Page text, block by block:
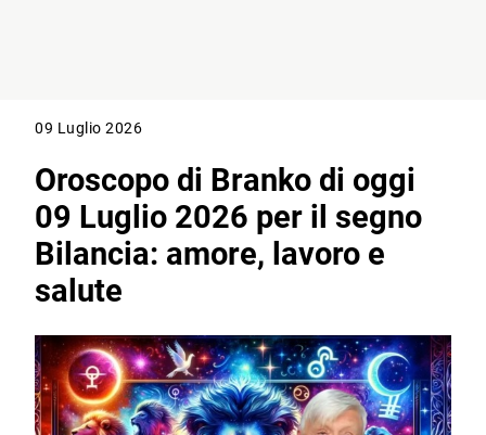
09 Luglio 2026
Oroscopo di Branko di oggi
09 Luglio 2026 per il segno
Bilancia: amore, lavoro e
salute